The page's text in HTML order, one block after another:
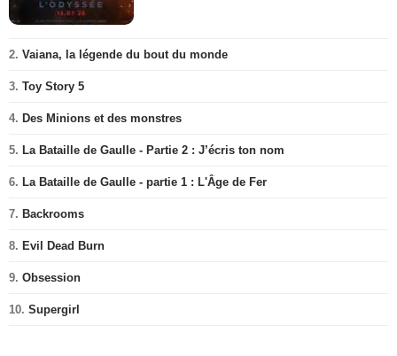
2. Vaiana, la légende du bout du monde
3. Toy Story 5
4. Des Minions et des monstres
5. La Bataille de Gaulle - Partie 2 : J’écris ton nom
6. La Bataille de Gaulle - partie 1 : L'Âge de Fer
7. Backrooms
8. Evil Dead Burn
9. Obsession
10. Supergirl